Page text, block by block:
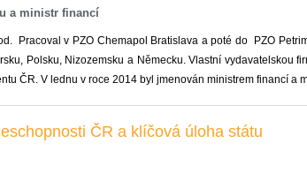
a ministr financí
Pracoval v PZO Chemapol Bratislava a poté do PZO
Polsku, Nizozemsku a Německu. Vlastní vydavatelskou
ČR. V lednu v roce 2014 byl jmenován ministrem financí a
ČR a klíčová úloha státu